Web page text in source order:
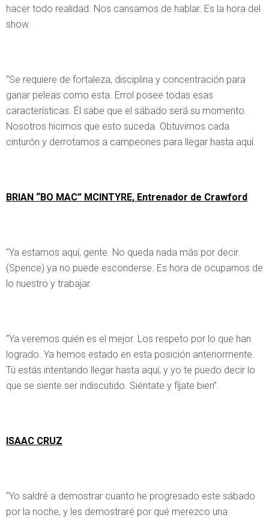
hacer todo realidad. Nos cansamos de hablar. Es la hora del
show.
“Se requiere de fortaleza, disciplina y concentración para
ganar peleas como esta. Errol posee todas esas
características. Él sabe que el sábado será su momento.
Nosotros hicimos que esto suceda. Obtuvimos cada
cinturón y derrotamos a campeones para llegar hasta aquí.
BRIAN “BO MAC” MCINTYRE, Entrenador de Crawford
“Ya estamos aquí, gente. No queda nada más por decir.
(Spence) ya no puede esconderse. Es hora de ocuparnos de
lo nuestro y trabajar.
“Ya veremos quién es el mejor. Los respeto por lo que han
logrado. Ya hemos estado en esta posición anteriormente.
Tú estás intentando llegar hasta aquí, y yo te puedo decir lo
que se siente ser indiscutido. Siéntate y fíjate bien”.
ISAAC CRUZ
“Yo saldré a demostrar cuanto he progresado este sábado
por la noche, y les demostraré por qué merezco una